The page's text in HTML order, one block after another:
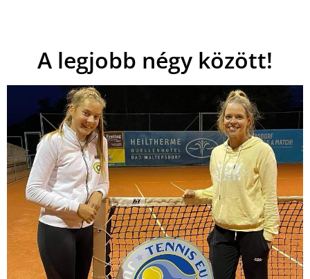
A legjobb négy között!